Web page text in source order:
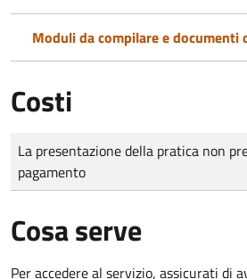
Moduli da compilare e documenti
Costi
Tipo di pagamento
Importo
La presentazione della pratica non
pagamento
Cosa serve
Per accedere al servizio, assicurati di